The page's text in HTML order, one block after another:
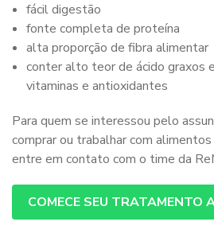
fácil digestão
fonte completa de proteína
alta proporção de fibra alimentar
conter alto teor de ácido graxos
vitaminas e antioxidantes
Para quem se interessou pelo
comprar ou trabalhar com alimentos
entre em contato com o time da
COMECE SEU TRATAMENTO